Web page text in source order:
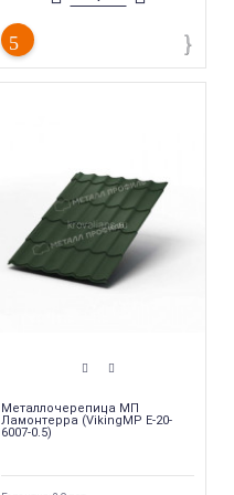
Металлочерепица МП
Ламонтерра (VikingMP E-20-
6007-0.5)